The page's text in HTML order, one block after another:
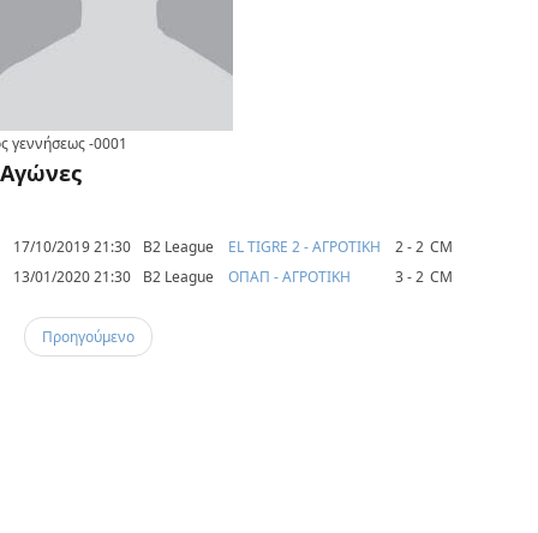
γεννήσεως-0001
Αγώνες
17/10/2019 21:30 B2 League EL TIGRE 2 - ΑΓΡΟΤΙΚΗ 2 - 2 CM
13/01/2020 21:30
B2 League ΟΠΑΠ - ΑΓΡΟΤΙΚΗ 3 - 2 CM
Προηγούμενο